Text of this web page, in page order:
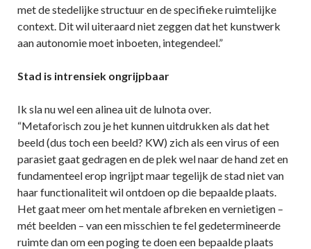
met de stedelijke structuur en de specifieke ruimtelijke
context. Dit wil uiteraard niet zeggen dat het kunstwerk
aan autonomie moet inboeten, integendeel.”
Stad is intrensiek ongrijpbaar
Ik sla nu wel een alinea uit de lulnota over.
“Metaforisch zou je het kunnen uitdrukken als dat het
beeld (dus toch een beeld? KW) zich als een virus of een
parasiet gaat gedragen en de plek wel naar de hand zet en
fundamenteel erop ingrijpt maar tegelijk de stad niet van
haar functionaliteit wil ontdoen op die bepaalde plaats.
Het gaat meer om het mentale afbreken en vernietigen –
mét beelden – van een misschien te fel gedetermineerde
ruimte dan om een poging te doen een bepaalde plaats